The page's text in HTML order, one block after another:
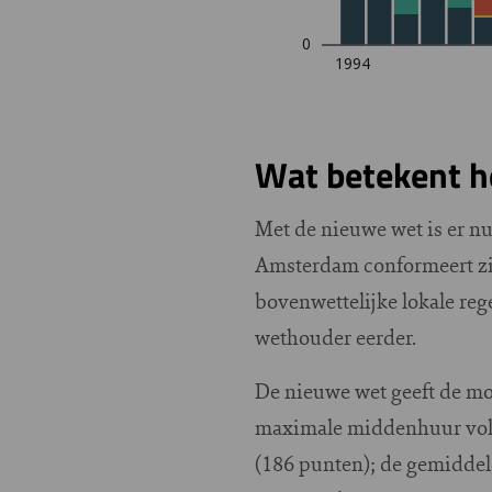
Wat betekent
Met de nieuwe wet is er
Amsterdam conformeert
bovenwettelijke lokale
wethouder eerder.
De nieuwe wet geeft de
maximale middenhuur
(186 punten); de